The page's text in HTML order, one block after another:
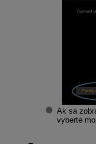
Ak sa
vyberte